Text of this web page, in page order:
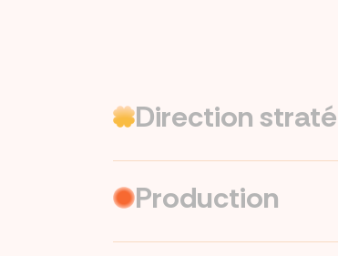
Direction
Production